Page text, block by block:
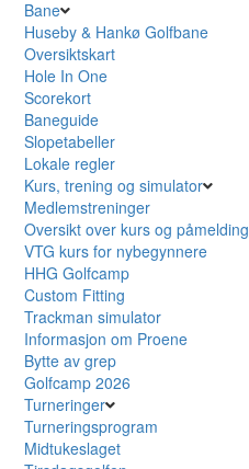
Bane
Huseby & Hankø Golfbane
Oversiktskart
Hole In One
Scorekort
Baneguide
Slopetabeller
Lokale regler
Kurs, trening og simulator
Medlemstreninger
Oversikt over kurs og påmelding
VTG kurs for nybegynnere
HHG Golfcamp
Custom Fitting
Trackman simulator
Informasjon om Proene
Bytte av grep
Golfcamp 2026
Turneringer
Turneringsprogram
Midtukeslaget